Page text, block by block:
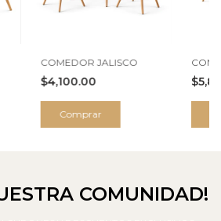
COMEDOR JALISCO
$4,100.00
Comprar
COMUNIDAD!